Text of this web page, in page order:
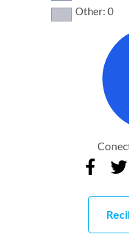
Other: 0